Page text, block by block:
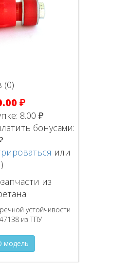
(0)
₽
8.00 ₽
бонусами:
или
)
из
устойчивости
из ТПУ
модель